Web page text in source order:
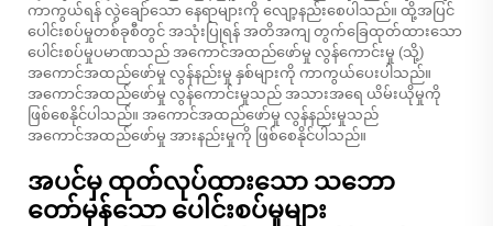
ကာကွယ်ရန် လွဲချော်သော နေရာများကို လျော့နည်းစေပါသည်။ ထို့အပြင်
ပေါင်းစပ်မှုတစ်ခုစီတွင် အသုံးပြုရန် အတိအကျ တွက်ခြေထုတ်ထားသော
ပေါင်းစပ်မှုပမာဏသည် အကောင်အထည်ဖော်မှု လွန်ကောင်းမှု (သို့)
အကောင်အထည်ဖော်မှု လွန်နည်းမှု နှစ်များကို ကာကွယ်ပေးပါသည်။
အကောင်အထည်ဖော်မှု လွန်ကောင်းမှုသည် အသားအရေ ယိမ်းယိုမှုကို
ဖြစ်စေနိုင်ပါသည်။ အကောင်အထည်ဖော်မှု လွန်နည်းမှုသည်
အကောင်အထည်ဖော်မှု အားနည်းမှုကို ဖြစ်စေနိုင်ပါသည်။
အပင်မှ ထုတ်လုပ်ထားသော သဘော
တော်မှန်သော ပေါင်းစပ်မှုများ